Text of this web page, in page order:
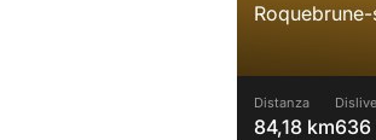
Distanza
84,18 km636